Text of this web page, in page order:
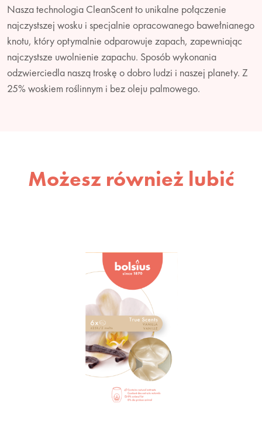
Nasza technologia CleanScent to unikalne połączenie
najczystszej wosku i specjalnie opracowanego bawełnianego
knotu, który optymalnie odparowuje zapach, zapewniając
najczystsze uwolnienie zapachu. Sposób wykonania
odzwierciedla naszą troskę o dobro ludzi i naszej planety. Z
25% woskiem roślinnym i bez oleju palmowego.
Możesz również lubić